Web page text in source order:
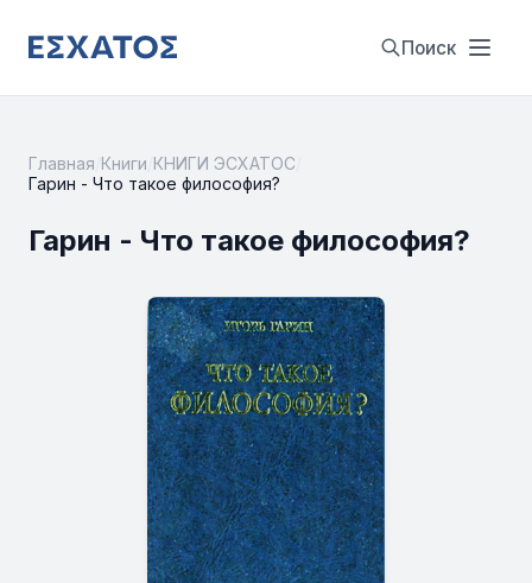
Поиск
Главная Книги КНИГИ ЭСХАТОС
Гарин - Что такое философия?
Гарин - Что такое философия?